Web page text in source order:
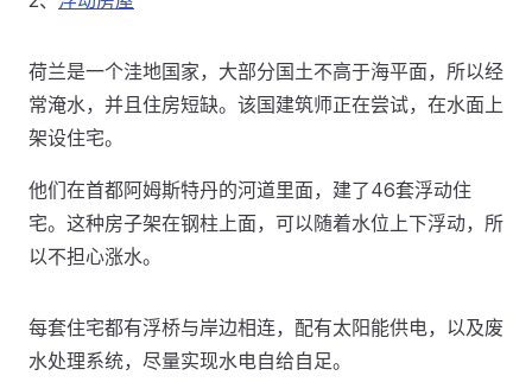
荷兰是一个洼地国家，大部分国土不高于海平面，所以经
常淹水，并且住房短缺。该国建筑师正在尝试，在水面上
架设住宅。
他们在首都阿姆斯特丹的河道里面，建了46套浮动住
宅。这种房子架在钢柱上面，可以随着水位上下浮动，所
以不担心涨水。
每套住宅都有浮桥与岸边相连，配有太阳能供电，以及废
水处理系统，尽量实现水电自给自足。